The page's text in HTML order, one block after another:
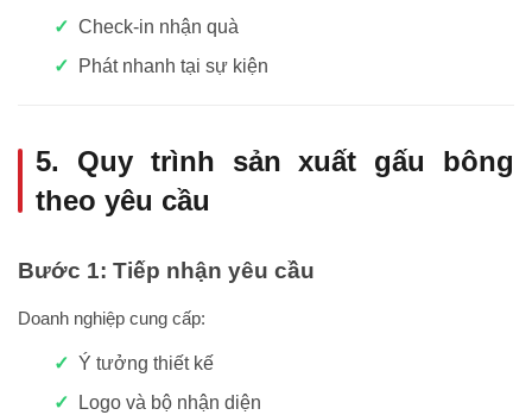
Check-in nhận quà
Phát nhanh tại sự kiện
5. Quy trình sản xuất gấu bông
theo yêu cầu
Bước 1: Tiếp nhận yêu cầu
Doanh nghiệp cung cấp:
Ý tưởng thiết kế
Logo và bộ nhận diện